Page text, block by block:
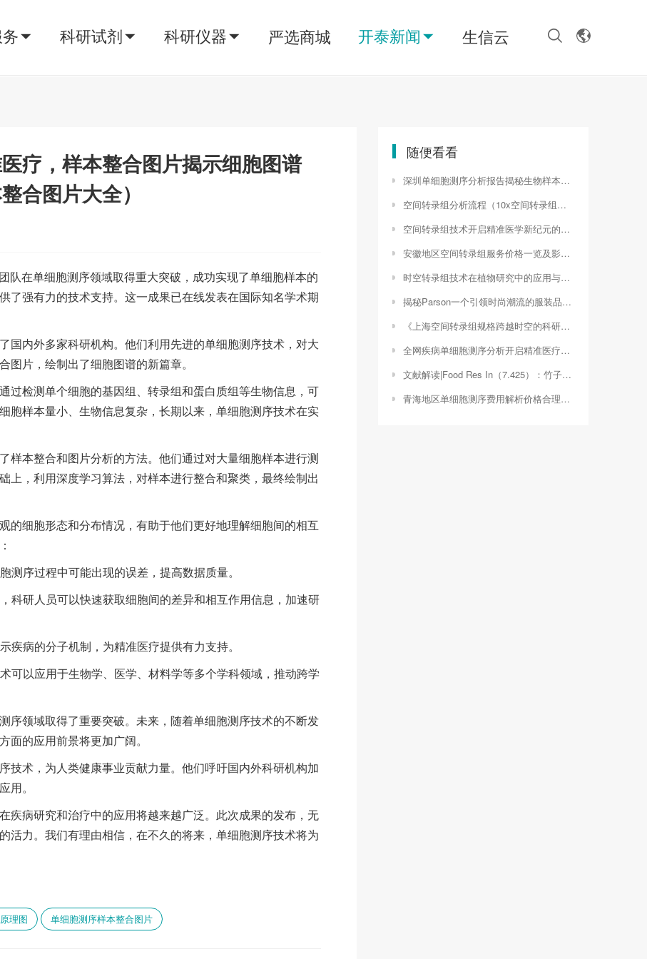
科研试剂 科研仪器 严选商城 开泰新闻 生信云
疗，样本整合图片揭示细胞图谱
合图片大全）
队在单细胞测序领域取得重大突破，成功实现了单细胞样本的
了强有力的技术支持。这一成果已在线发表在国际知名学术期
国内外多家科研机构。他们利用先进的单细胞测序技术，对大
片，绘制出了细胞图谱的新篇章。
过检测单个细胞的基因组、转录组和蛋白质组等生物信息，可
胞样本量小、生物信息复杂，长期以来，单细胞测序技术在实
样本整合和图片分析的方法。他们通过对大量细胞样本进行测
上，利用深度学习算法，对样本进行整合和聚类，最终绘制出
的细胞形态和分布情况，有助于他们更好地理解细胞间的相互
序过程中可能出现的误差，提高数据质量。
科研人员可以快速获取细胞间的差异和相互作用信息，加速研
病的分子机制，为精准医疗提供有力支持。
可以应用于生物学、医学、材料学等多个学科领域，推动跨学
序领域取得了重要突破。未来，随着单细胞测序技术的不断发
面的应用前景将更加广阔。
技术，为人类健康事业贡献力量。他们呼吁国内外科研机构加
用。
疾病研究和治疗中的应用将越来越广泛。此次成果的发布，无
活力。我们有理由相信，在不久的将来，单细胞测序技术将为
理图 单细胞测序样本整合图片
随便看看
深圳单细胞测序分析报告揭秘生物样本的微观世界（单细胞测序服务公司）
空间转录组分析流程（10x空间转录组的弊端）
空间转录组技术开启精准医学新纪元的应用解析（空间转录组切片厚度）
安徽地区空间转录组服务价格一览及影响因素分析（nanostring空间转录组）
时空转录组技术在植物研究中的应用与展望（时空转移是什么意思）
揭秘Parson一个引领时尚潮流的服装品牌（parsonality）
《上海空间转录组规格跨越时空的科研之旅》（seurat空间转录组）
全网疾病单细胞测序分析开启精准医疗新时代（全网疾病单细胞测序分析）
文献解读|Food Res In（7.425）：竹子不溶性膳食纤维的体外粪便发酵特性及其对人体肠道菌群的影响
青海地区单细胞测序费用解析价格合理，技术先进（单细胞测序要多少钱）